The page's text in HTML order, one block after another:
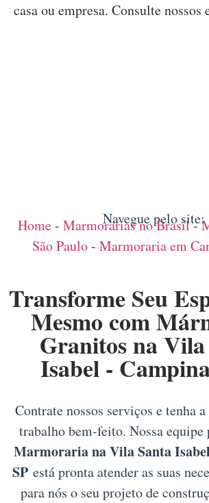
casa ou empresa. Consulte nossos
Navegue pelo site:
Home- Marmorarias no Brasil-
São Paulo- Marmoraria em
Transforme Seu
Mesmo com
Granitos na
Isabel -
Contrate nossos serviços e tenha
trabalho bem-feito. Nossa equipe
Marmoraria na Vila Santa
SP está pronta atender as suas
para nós o seu projeto de